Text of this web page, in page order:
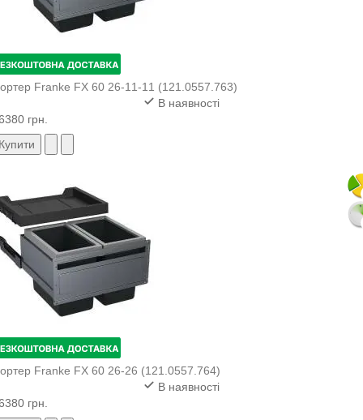
Franke FX 60 26-11-11 (121.0557.763)
В наявності
грн.
Franke FX 60 26-26 (121.0557.764)
В наявності
грн.